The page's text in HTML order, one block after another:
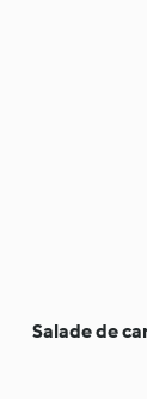
Salade de